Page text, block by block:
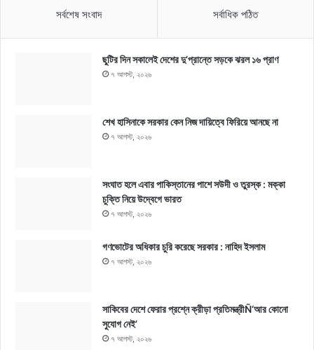
সর্বশেষ সংবাদ সর্বাধিক পঠিত
ছুটির দিন সকালেই দেশের দু’প্রান্তে সড়কে ঝরল ১৬ প্রাণ
৭ আগস্ট, ২০২৬
শেখ হাসিনাকে সরকার কেন নিজ দায়িত্বে ফিরিয়ে আনছে না
৭ আগস্ট, ২০২৬
সংঘাত হলে এবার পাকিস্তানের পাশে সউদী ও তুরস্ক : মক্কা
চুক্তি নিয়ে উদ্বেগে ভারত
৭ আগস্ট, ২০২৬
গণভোটের অধিকার চুরি করেছে সরকার : নাহিদ ইসলাম
৭ আগস্ট, ২০২৬
সাকিবের দেশে ফেরার প্রশ্নে ক্রীড়া প্রতিমন্ত্রীÑ‘আর কোনো
সুযোগ নেই’
৭ আগস্ট, ২০২৬